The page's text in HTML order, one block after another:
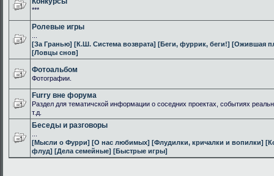
***
Ролевые игры
[За Гранью] [К.Ш. Система возврата] [Беги, фуррик, беги!] [Ожившая
[Ловцы снов]
Фотоальбом
Фотографии.
Furry вне форума
Раздел для тематичской информации о соседних проектах, событиях
т.д.
Беседы и разговоры
[Мысли о Фурри] [О нас любимых] [Флудилки, кричалки и вопилки]
флуд] [Дела семейные] [Быстрые игры]